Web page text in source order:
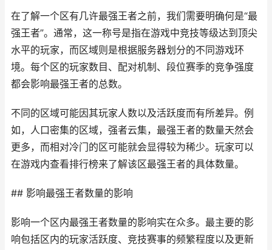
在了解一个区有几许最强王者之前，我们需要明确何是“最
强王者”。通常，这一称号是指在游戏中竞技等级达到顶尖
水平的玩家，而区域则是根据服务器划分的不同游戏环
境。每个区的玩家数目、配对机制、段位赛季的竞争强度
都会影响最强王者的总数。
不同的区域可能因其玩家人数以及活跃度而有所差异。例
如，人口密集的区域，强者云集，最强王者的数量天然会
更多，而相对冷门的区可能就会显得较为稀少。玩家可以
在游戏内查看排行榜来了解该区最强王者的具体数量。
## 影响最强王者数量的影响
影响一个区内最强王者数量的影响实在众多。最主要的影
响包括区内的玩家活跃度、竞技赛事的频繁程度以及更新